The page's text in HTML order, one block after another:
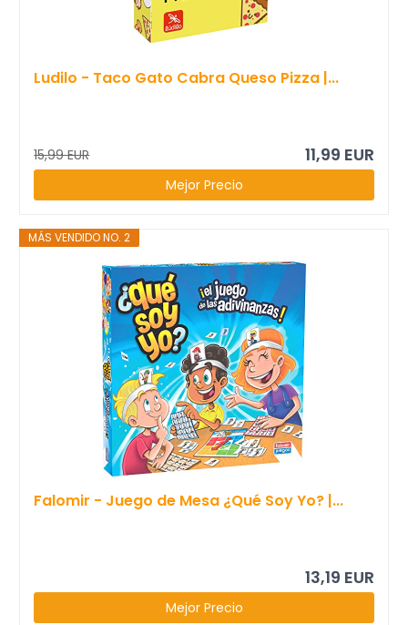
Ludilo - Taco Gato Cabra Queso Pizza |...
15,99 EUR 11,99 EUR
Mejor Precio
MÁS VENDIDO NO. 2
Falomir - Juego de Mesa ¿Qué Soy Yo? |...
13,19 EUR
Mejor Precio